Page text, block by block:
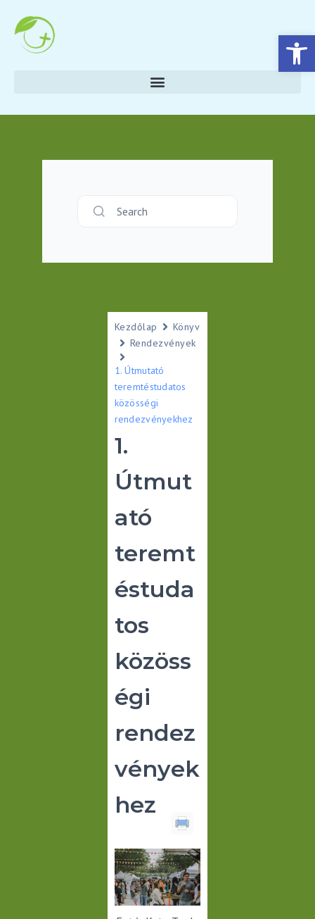
Eszköztár megnyitása
Search
Kezdőlap
Könyv
Rendezvények
1. Útmutató
teremtéstudatos
közösségi
rendezvényekhez
1.
Útmut
ató
teremt
éstuda
tos
közöss
égi
rendez
vények
hez